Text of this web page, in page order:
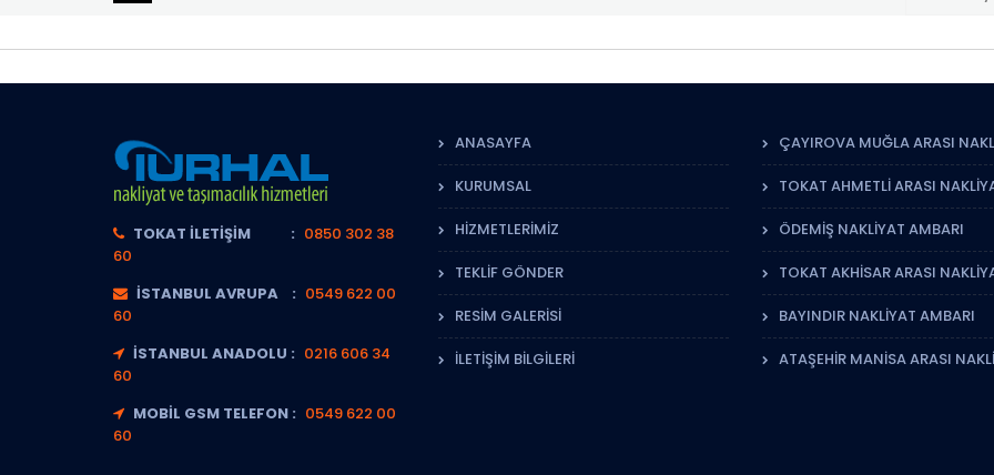
TOKAT İLETIŞIM : 0850 302 38
60
İSTANBUL AVRUPA : 0549 622 00
60
İSTANBUL ANADOLU : 0216 606 34
60
MOBIL GSM TELEFON : 0549 622 00
60
ANASAYFA
KURUMSAL
HIZMETLERIMIZ
TEKLIF GÖNDER
RESIM GALERISI
İLETIŞIM BILGILERI
ÇAYIROVA MUĞLA ARASI
TOKAT AHMETLI ARASI
ÖDEMIŞ NAKLIYAT AMBARI
TOKAT AKHISAR ARASI
BAYINDIR NAKLIYAT AMBARI
ATAŞEHIR MANISA ARASI